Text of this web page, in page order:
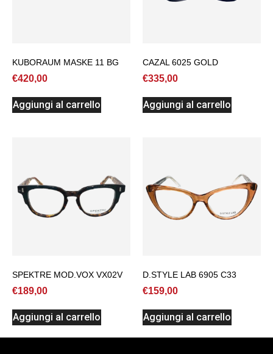
KUBORAUM MASKE 11 BG
€420,00
Aggiungi al carrello
CAZAL 6025 GOLD
€335,00
Aggiungi al carrello
SPEKTRE MOD.VOX VX02V
€189,00
Aggiungi al carrello
D.STYLE LAB 6905 C33
€159,00
Aggiungi al carrello